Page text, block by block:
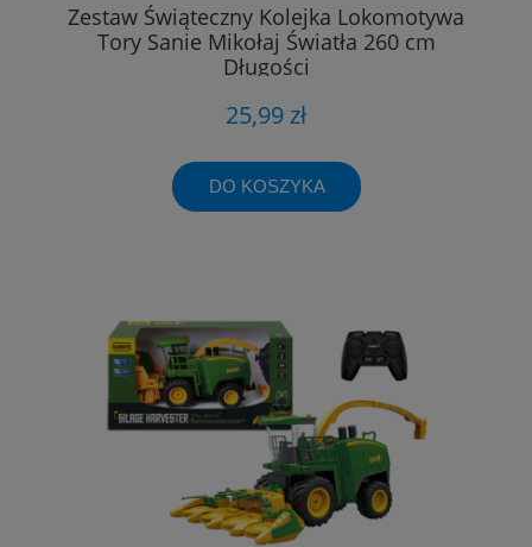
Zestaw Świąteczny Kolejka Lokomotywa
Tory Sanie Mikołaj Światła 260 cm
Długości
25,99 zł
DO KOSZYKA